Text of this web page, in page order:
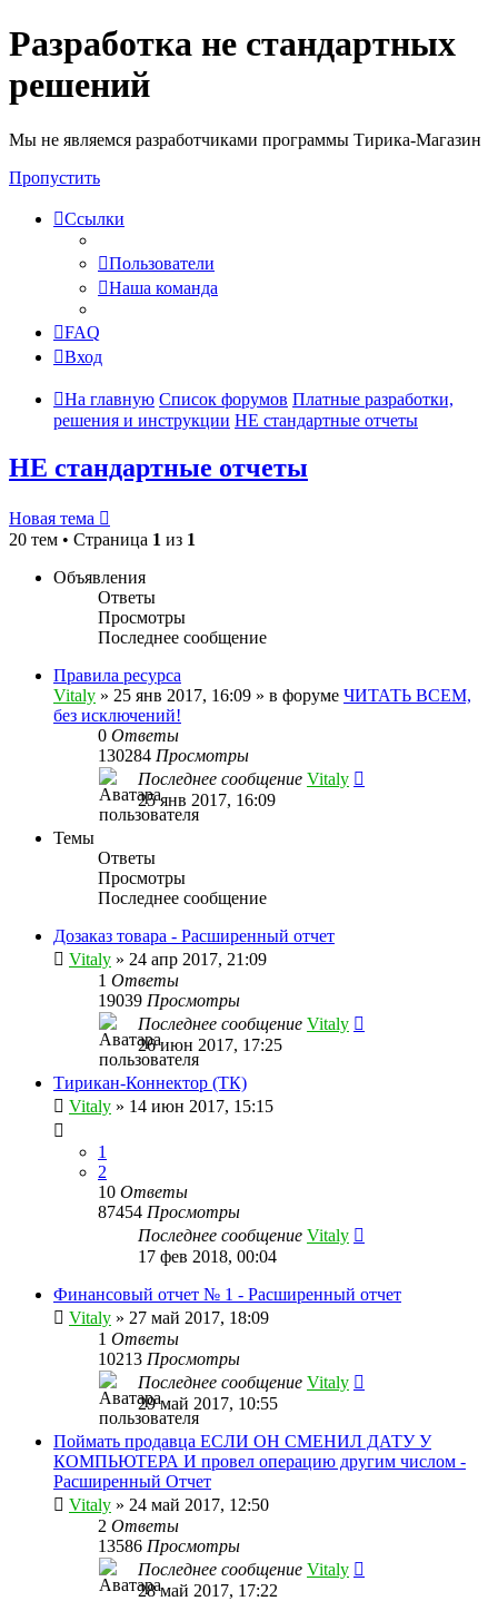
Разработка не стандартных
решений
Мы не являемся разработчиками программы Тирика-Магазин
Пропустить
Ссылки
Пользователи
Наша команда
FAQ
Вход
На главную Список форумов Платные разработки,
решения и инструкции НЕ стандартные отчеты
НЕ стандартные отчеты
Новая тема
20 тем • Страница 1 из 1
Объявления
Ответы
Просмотры
Последнее сообщение
Правила ресурса
Vitaly » 25 янв 2017, 16:09 » в форуме ЧИТАТЬ ВСЕМ,
без исключений!
0 Ответы
130284 Просмотры
Последнее сообщение Vitaly
25 янв 2017, 16:09
Темы
Ответы
Просмотры
Последнее сообщение
Дозаказ товара - Расширенный отчет
Vitaly » 24 апр 2017, 21:09
1 Ответы
19039 Просмотры
Последнее сообщение Vitaly
26 июн 2017, 17:25
Тирикан-Коннектор (ТК)
Vitaly » 14 июн 2017, 15:15
1
2
10 Ответы
87454 Просмотры
Последнее сообщение Vitaly
17 фев 2018, 00:04
Финансовый отчет № 1 - Расширенный отчет
Vitaly » 27 май 2017, 18:09
1 Ответы
10213 Просмотры
Последнее сообщение Vitaly
29 май 2017, 10:55
Поймать продавца ЕСЛИ ОН СМЕНИЛ ДАТУ У
КОМПЬЮТЕРА И провел операцию другим числом -
Расширенный Отчет
Vitaly » 24 май 2017, 12:50
2 Ответы
13586 Просмотры
Последнее сообщение Vitaly
28 май 2017, 17:22